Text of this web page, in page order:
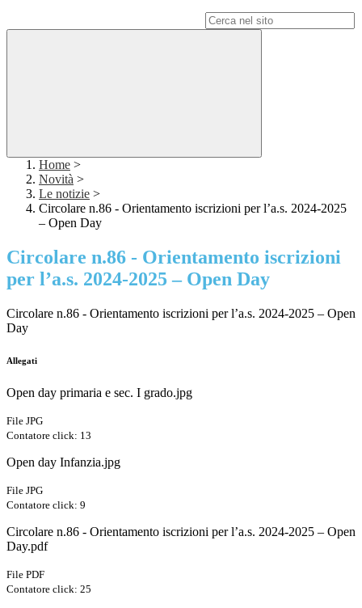
Home >
Novità >
Le notizie >
Circolare n.86 - Orientamento iscrizioni per l’a.s. 2024-2025
– Open Day
Circolare n.86 - Orientamento iscrizioni
per l’a.s. 2024-2025 – Open Day
Circolare n.86 - Orientamento iscrizioni per l’a.s. 2024-2025 – Open
Day
Allegati
Open day primaria e sec. I grado.jpg
File JPG
Contatore click: 13
Open day Infanzia.jpg
File JPG
Contatore click: 9
Circolare n.86 - Orientamento iscrizioni per l’a.s. 2024-2025 – Open
Day.pdf
File PDF
Contatore click: 25